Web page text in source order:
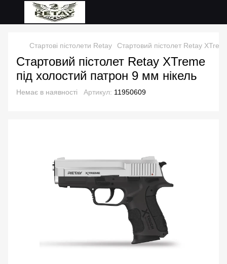
Стартові пістолети Retay Стартовий пістолет Retay
Стартовий пістолет Retay XTreme
під холостий патрон 9 мм нікель
Немає в наявності Артикул: 11950609